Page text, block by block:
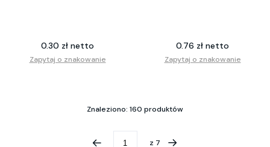
0.30 zł netto
Zapytaj o znakowanie
0.76 zł netto
Zapytaj o znakowanie
Znaleziono: 160 produktów
z 7